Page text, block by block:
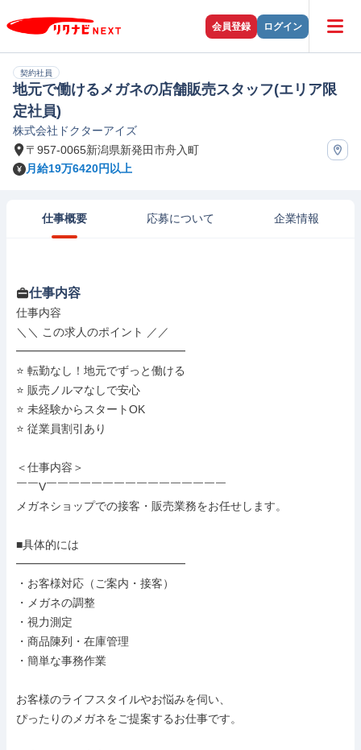
会員登録 ログイン
契約社員
地元で働けるメガネの店舗販売スタッフ(エリア限
定社員)
株式会社ドクターアイズ
〒957-0065新潟県新発田市舟入町
月給19万6420円以上
仕事概要 応募について 企業情報
仕事内容
仕事内容
＼＼ この求人のポイント ／／
━━━━━━━━━━━━━━━
⭐ 転勤なし！地元でずっと働ける
⭐ 販売ノルマなしで安心
⭐ 未経験からスタートOK
⭐ 従業員割引あり
＜仕事内容＞
￣￣V￣￣￣￣￣￣￣￣￣￣￣￣￣￣￣￣
メガネショップでの接客・販売業務をお任せします。
■具体的には
━━━━━━━━━━━━━━━
・お客様対応（ご案内・接客）
・メガネの調整
・視力測定
・商品陳列・在庫管理
・簡単な事務作業
お客様のライフスタイルやお悩みを伺い、
ぴったりのメガネをご提案するお仕事です。